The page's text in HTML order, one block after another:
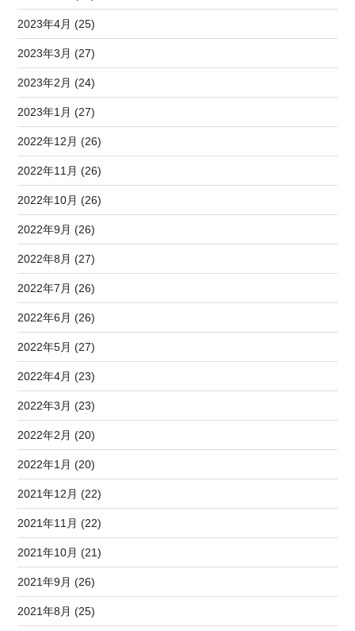
2023年4月 (25)
2023年3月 (27)
2023年2月 (24)
2023年1月 (27)
2022年12月 (26)
2022年11月 (26)
2022年10月 (26)
2022年9月 (26)
2022年8月 (27)
2022年7月 (26)
2022年6月 (26)
2022年5月 (27)
2022年4月 (23)
2022年3月 (23)
2022年2月 (20)
2022年1月 (20)
2021年12月 (22)
2021年11月 (22)
2021年10月 (21)
2021年9月 (26)
2021年8月 (25)